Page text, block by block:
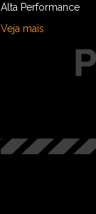
Alta Performance
Veja mais